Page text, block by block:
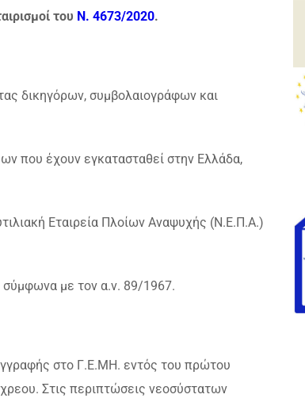
του Ν. 4673/2020.
δικηγόρων, συμβολαιογράφων και
που έχουν εγκατασταθεί στην Ελλάδα,
Εταιρεία Πλοίων Αναψυχής (Ν.Ε.Π.Α.)
σύμφωνα με τον α.ν. 89/1967.
στο Γ.Ε.ΜΗ. εντός του πρώτου
Στις περιπτώσεις νεοσύστατων